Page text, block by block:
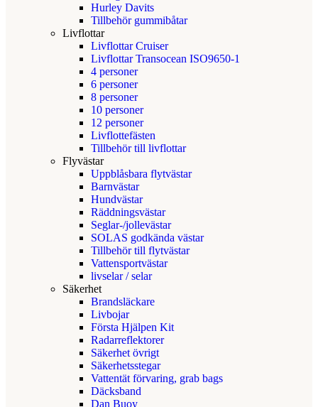
Hurley Davits
Tillbehör gummibåtar
Livflottar
Livflottar Cruiser
Livflottar Transocean ISO9650-1
4 personer
6 personer
8 personer
10 personer
12 personer
Livflottefästen
Tillbehör till livflottar
Flyvästar
Uppblåsbara flytvästar
Barnvästar
Hundvästar
Räddningsvästar
Seglar-/jollevästar
SOLAS godkända västar
Tillbehör till flytvästar
Vattensportvästar
livselar / selar
Säkerhet
Brandsläckare
Livbojar
Första Hjälpen Kit
Radarreflektorer
Säkerhet övrigt
Säkerhetsstegar
Vattentät förvaring, grab bags
Däcksband
Dan Buoy